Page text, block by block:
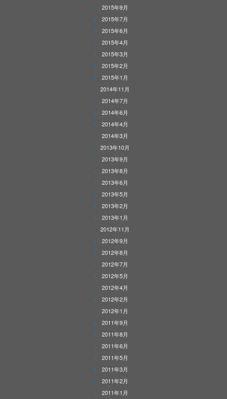
2015年9月
2015年7月
2015年6月
2015年4月
2015年3月
2015年2月
2015年1月
2014年11月
2014年7月
2014年6月
2014年4月
2014年3月
2013年10月
2013年9月
2013年8月
2013年6月
2013年5月
2013年2月
2013年1月
2012年11月
2012年9月
2012年8月
2012年7月
2012年5月
2012年4月
2012年2月
2012年1月
2011年9月
2011年8月
2011年6月
2011年5月
2011年3月
2011年2月
2011年1月